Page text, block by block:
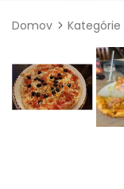
Domov Kategórie